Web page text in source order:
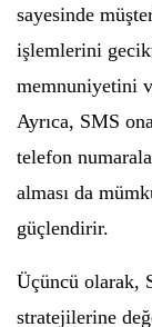
sayesinde
işlemlerini
memnuniyetini
Ayrıca, SMS
telefon
alması da
güçlendirir.
Üçüncü olarak,
stratejilerine